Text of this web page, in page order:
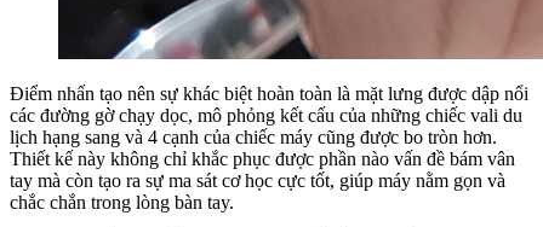
Điểm nhấn tạo nên sự khác biệt hoàn toàn là mặt lưng được dập nổi
các đường gờ chạy dọc, mô phỏng kết cấu của những chiếc vali du
lịch hạng sang và 4 cạnh của chiếc máy cũng được bo tròn hơn.
Thiết kế này không chỉ khắc phục được phần nào vấn đề bám vân
tay mà còn tạo ra sự ma sát cơ học cực tốt, giúp máy nằm gọn và
chắc chắn trong lòng bàn tay.